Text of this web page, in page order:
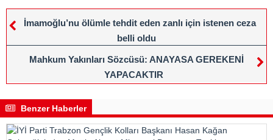
İmamoğlu’nu ölümle tehdit eden zanlı için istenen ceza
belli oldu
Mahkum Yakınları Sözcüsü: ANAYASA GEREKENİ
YAPACAKTIR
Benzer Haberler